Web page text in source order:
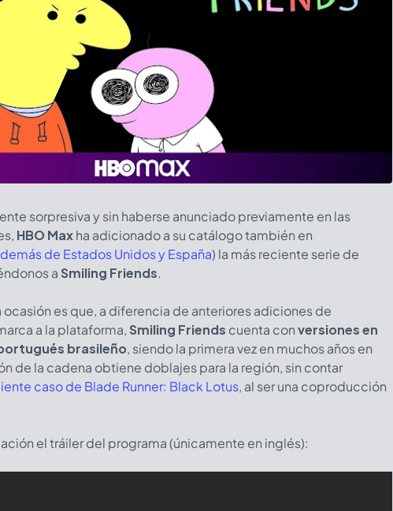
sorpresiva y sin haberse anunciado previamente en las
HBO Maxha adicionado a su catálogo también en
de Estados Unidos y España) la más reciente serie de
a Smiling Friends.
ocasión es que, a diferencia de anteriores adiciones de
a la plataforma, Smiling Friends cuenta conversiones en
brasileño, siendo la primera vez en muchos años en
de la cadena obtiene doblajes para la región, sin contar
caso de Blade Runner: Black Lotus, al ser una coproducción
el tráiler del programa (únicamente en inglés):